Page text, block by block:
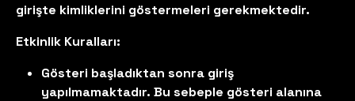
girişte kimliklerini göstermeleri gerekmektedir.
Etkinlik Kuralları:
Gösteri başladıktan sonra giriş
yapılmamaktadır. Bu sebeple gösteri alanına